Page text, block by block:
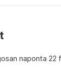
naponta 22